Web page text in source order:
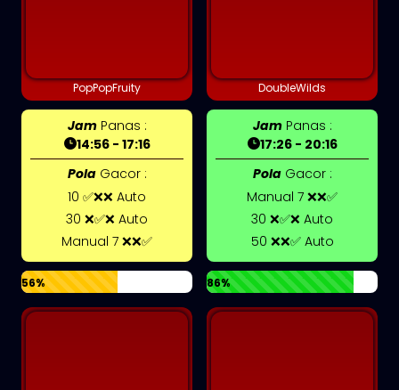
PopPopFruity
JamPanas :
14:56 - 17:16
PolaGacor :
10 ✅❌❌ Auto
30 ❌✅❌ Auto
Manual 7 ❌❌✅
56%
DoubleWilds
JamPanas :
17:26 - 20:16
PolaGacor :
Manual 7 ❌❌✅
30 ❌✅❌ Auto
50 ❌❌✅ Auto
86%